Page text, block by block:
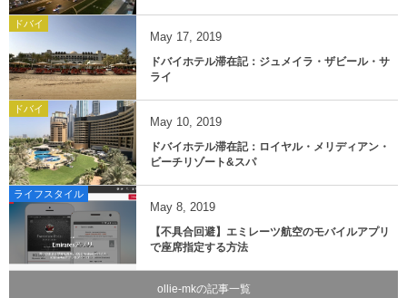
ドバイ
May 17, 2019
ドバイホテル滞在記：ジュメイラ・ザビール・サ
ライ
ドバイ
May 10, 2019
ドバイホテル滞在記：ロイヤル・メリディアン・
ビーチリゾート&スパ
ライフスタイル
May 8, 2019
【不具合回避】エミレーツ航空のモバイルアプリ
で座席指定する方法
ollie-mkの記事一覧